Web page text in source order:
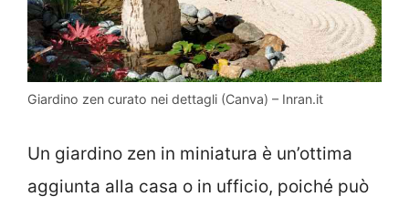
Giardino zen curato nei dettagli (Canva) – Inran.it
Un giardino zen in miniatura è un’ottima
aggiunta alla casa o in ufficio, poiché può